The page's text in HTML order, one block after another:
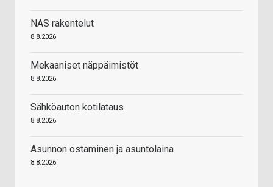
NAS rakentelut
8.8.2026
Mekaaniset näppäimistöt
8.8.2026
Sähköauton kotilataus
8.8.2026
Asunnon ostaminen ja asuntolaina
8.8.2026